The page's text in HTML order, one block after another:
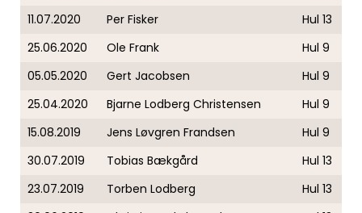
11.07.2020
Per Fisker
Hul 13
25.06.2020
Ole Frank
Hul 9
05.05.2020
Gert Jacobsen
Hul 9
25.04.2020
Bjarne Lodberg Christensen
Hul 9
15.08.2019
Jens Løvgren Frandsen
Hul 9
30.07.2019
Tobias Bækgård
Hul 13
23.07.2019
Torben Lodberg
Hul 13